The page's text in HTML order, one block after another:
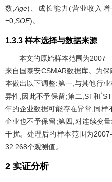
数,Age)、成长能力(营业收入增
=0, SOE)。
1.3.3 样本选择与数据来源
本文的原始样本范围为
来自国泰安CSMAR数据库。为
本做出以下调整:第一,与其他行
异性,因此不予保留;第二,ST和*
年的企业数据可能存在异常,同样
企业也不予保留;第四,对连续变
干扰。处理后的样本范围为
32 268个观测值。
2 实证分析